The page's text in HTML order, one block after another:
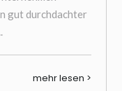
gut durchdachter
mehr lesen >